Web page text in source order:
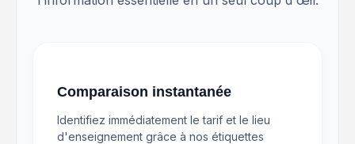
Comparaison instantanée
Identifiez immédiatement le tarif et le lieu
d'enseignement grâce à nos étiquettes